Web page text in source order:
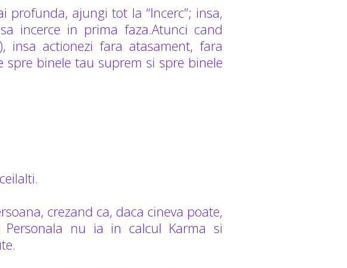
profunda, ajungi tot la “Incerc”; insa,
incerce in prima faza.Atunci cand
insa actionezi fara atasament, fara
spre binele tau suprem si spre binele
crezand ca, daca cineva poate,
Personala nu ia in calcul Karma si